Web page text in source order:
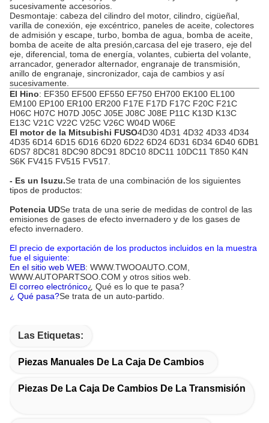
sucesivamente accesorios.
Desmontaje: cabeza del cilindro del motor, cilindro, cigüeñal,
varilla de conexión, eje excéntrico, paneles de aceite, colectores
de admisión y escape, turbo, bomba de agua, bomba de aceite,
bomba de aceite de alta presión,carcasa del eje trasero, eje del
eje, diferencial, toma de energía, volantes, cubierta del volante,
arrancador, generador alternador, engranaje de transmisión,
anillo de engranaje, sincronizador, caja de cambios y así
sucesivamente.
El Hino: EF350 EF500 EF550 EF750 EH700 EK100 EL100
EM100 EP100 ER100 ER200 F17E F17D F17C F20C F21C
H06C H07C H07D J05C J05E J08C J08E P11C K13D K13C
E13C V21C V22C V25C V26C W04D W06E
El motor de la Mitsubishi FUSO4D30 4D31 4D32 4D33 4D34
4D35 6D14 6D15 6D16 6D20 6D22 6D24 6D31 6D34 6D40 6DB1
6DS7 8DC81 8DC90 8DC91 8DC10 8DC11 10DC11 T850 K4N
S6K FV415 FV515 FV517.
- Es un Isuzu.Se trata de una combinación de los siguientes
tipos de productos:
Potencia UDSe trata de una serie de medidas de control de las
emisiones de gases de efecto invernadero y de los gases de
efecto invernadero.
El precio de exportación de los productos incluidos en la muestra
fue el siguiente:
En el sitio web WEB: WWW.TWOOAUTO.COM,
WWW.AUTOPARTSOO.COM y otros sitios web.
El correo electrónico¿ Qué es lo que te pasa?
¿ Qué pasa?Se trata de un auto-partido.
Las Etiquetas:
Piezas Manuales De La Caja De Cambios
Piezas De La Caja De Cambios De La Transmisión